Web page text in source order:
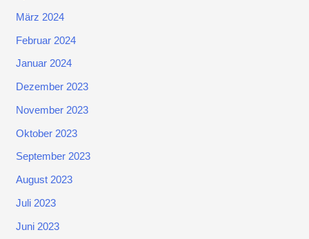
März 2024
Februar 2024
Januar 2024
Dezember 2023
November 2023
Oktober 2023
September 2023
August 2023
Juli 2023
Juni 2023